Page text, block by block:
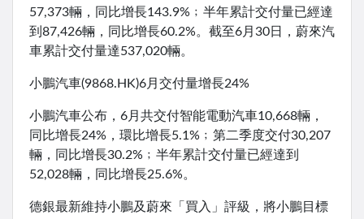
57,373輛，同比增長143.9%﹔半年累計交付量已經達
到87,426輛，同比增長60.2%。截至6月30日，蔚來汽
車累計交付量達537,020輛。
小鵬汽車(9868.HK)6月交付量增長24%
小鵬汽車公布，6月共交付智能電動汽車10,668輛，
同比增長24%，環比增長5.1%﹔第二季度交付30,207
輛，同比增長30.2%﹔半年累計交付量已經達到
52,028輛，同比增長25.6%。
德銀最新維持小鵬及蔚來「買入」評級，將小鵬目標